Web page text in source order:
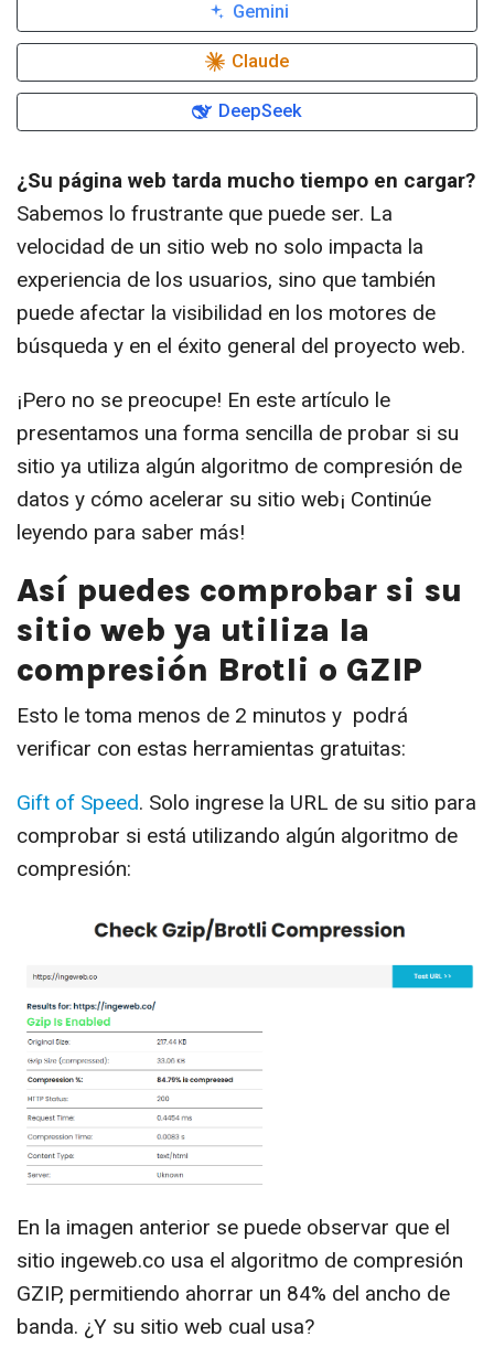
Gemini
Claude
DeepSeek
¿Su página web tarda mucho tiempo en cargar?
Sabemos lo frustrante que puede ser. La
velocidad de un sitio web no solo impacta la
experiencia de los usuarios, sino que también
puede afectar la visibilidad en los motores de
búsqueda y en el éxito general del proyecto web.
¡Pero no se preocupe! En este artículo le
presentamos una forma sencilla de probar si su
sitio ya utiliza algún algoritmo de compresión de
datos y cómo acelerar su sitio web¡ Continúe
leyendo para saber más!
Así puedes comprobar si su
sitio web ya utiliza la
compresión Brotli o GZIP
Esto le toma menos de 2 minutos y podrá
verificar con estas herramientas gratuitas:
Gift of Speed. Solo ingrese la URL de su sitio para
comprobar si está utilizando algún algoritmo de
compresión:
En la imagen anterior se puede observar que el
sitio ingeweb.co usa el algoritmo de compresión
GZIP, permitiendo ahorrar un 84% del ancho de
banda. ¿Y su sitio web cual usa?